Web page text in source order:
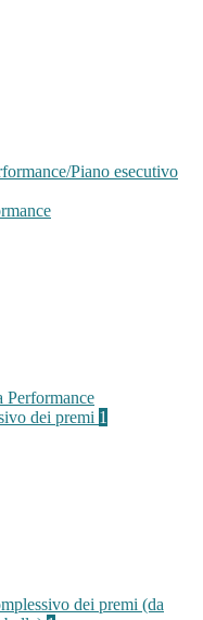
Piano esecutivo
Performance
dei premi 1
dei premi (da